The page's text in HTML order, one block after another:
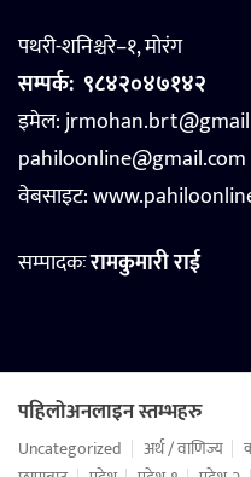
पथरी-शनिश्चरे–१, मोरंग
सम्पर्क: ९८४२०४७१४२
इमेल:
pahiloonline@gmail.com
वेबसाइट:
सम्पादकःरामकुमारी राई
पहिलोअनलाइन स्तम्भहरु
Uncategorized अर्थ / वाणिज्य